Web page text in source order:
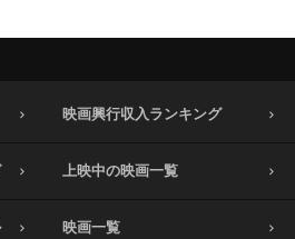
映画興行収入ランキング
上映中の映画一覧
映画一覧